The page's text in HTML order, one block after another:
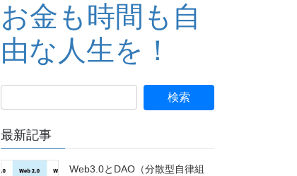
お金も時間も自
由な人生を！
最新記事
Web3.0とDAO（分散型自律組